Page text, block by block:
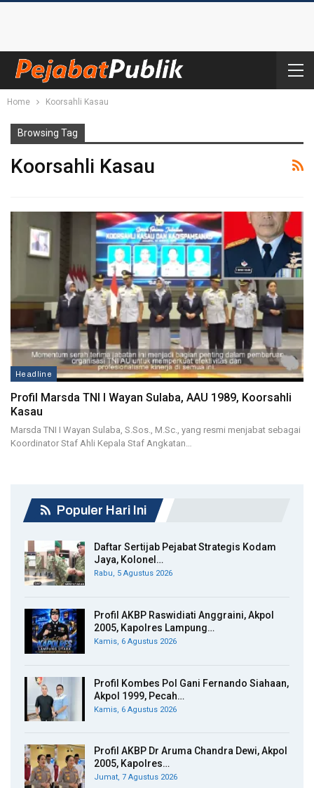
Home Koorsahli Kasau
Browsing Tag
Koorsahli Kasau
Headline
Profil Marsda TNI I Wayan Sulaba, AAU 1989, Koorsahli
Kasau
Marsda TNI I Wayan Sulaba, S.Sos., M.Sc., yang resmi menjabat sebagai
Koordinator Staf Ahli Kepala Staf Angkatan…
Populer Hari Ini
Daftar Sertijab Pejabat Strategis Kodam
Jaya, Kolonel…
Rabu, 5 Agustus 2026
Profil AKBP Raswidiati Anggraini, Akpol
2005, Kapolres Lampung…
Kamis, 6 Agustus 2026
Profil Kombes Pol Gani Fernando Siahaan,
Akpol 1999, Pecah…
Kamis, 6 Agustus 2026
Profil AKBP Dr Aruma Chandra Dewi, Akpol
2005, Kapolres…
Jumat, 7 Agustus 2026